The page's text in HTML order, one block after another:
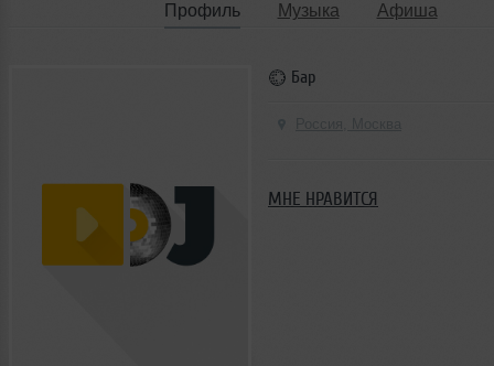
Профиль Музыка Афиша
Бар
МНЕ НРАВИТСЯ